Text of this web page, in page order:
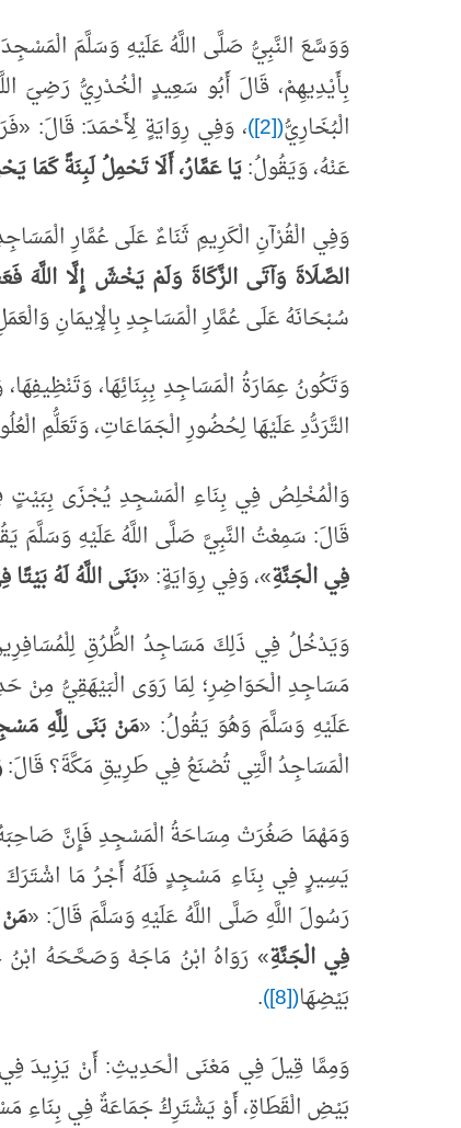
وَوَسَّعَ النَّبِيُّ صَلَّى اللَّهُ عَلَيْهِ وَسَلَّمَ
بِأَيْدِيهِمْ، قَالَ أَبُو سَعِيدٍ الْخُدْرِيُّ رَضِيَ
الْبُخَارِيُّ([2]) ، وَفِي رِوَايَةٍ لِأَحْمَدَ: قَالَ: «
عَنْهُ، وَيَقُولُ:يَا عَمَّارُ، أَلَا تَحْمِلُ لَبِنَةً
وَفِي الْقُرْآنِ الْكَرِيمِ ثَنَاءٌ عَلَى عُمَّارِ
الصَّلَاةَ وَآتَى الزَّكَاةَ وَلَمْ يَخْشَ إِلَّا اللَّهَ
سُبْحَانَهُ عَلَى عُمَّارِ الْمَسَاجِدِ بِالْإِيمَانِ
وَتَكُونُ عِمَارَةُ الْمَسَاجِدِ بِبِنَائِهَا،
التَّرَدُّدِ عَلَيْهَا لِحُضُورِ الْجَمَاعَاتِ، وَتَعَلُّمِ
وَالْمُخْلِصُ فِي بِنَاءِ الْمَسْجِدِ يُجْزَى
قَالَ: سَمِعْتُ النَّبِيَّ صَلَّى اللَّهُ عَلَيْهِ وَسَلَّمَ
فِي الْجَنَّةِ»، وَفِي رِوَايَةٍ:«بَنَى اللَّهُ لَهُ
وَيَدْخُلُ فِي ذَلِكَ مَسَاجِدُ الطُّرُقِ
مَسَاجِدِ الْحَوَاضِرِ؛ لِمَا رَوَى الْبَيْهَقِيُّ مِنْ
عَلَيْهِ وَسَلَّمَ وَهُوَ يَقُولُ: «مَنْ بَنَى لِلَّهِ
الْمَسَاجِدُ الَّتِي تُصْنَعُ فِي طَرِيقِ مَكَّةَ؟ قَالَ:
وَمَهْمَا صَغُرَتْ مِسَاحَةُ الْمَسْجِدِ فَإِنَّ
يَسِيرٍ فِي بِنَاءِ مَسْجِدٍ فَلَهُ أَجْرُ مَا اشْتَرَكَ
رَسُولَ اللَّهِ صَلَّى اللَّهُ عَلَيْهِ وَسَلَّمَ قَالَ: «
فِي الْجَنَّةِ» رَوَاهُ ابْنُ مَاجَهْ وَصَحَّحَهُ ابْنُ
بَيْضِهَا([8])
.
وَمِمَّا قِيلَ فِي مَعْنَى الْحَدِيثِ: أَنْ يَزِيدَ
بَيْضِ الْقَطَاةِ، أَوْ يَشْتَرِكُ جَمَاعَةٌ فِي